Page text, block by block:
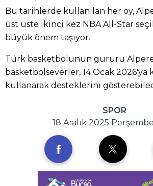
Bu tarihlerde kullanılan her oy,
üst üste ikinci kez NBA All-Star
büyük önem taşıyor.
Türk basketbolunun gururu
basketbolseverler, 14 Ocak 2026'ya
kullanarak desteklerini
SPOR
18 Aralık 2025